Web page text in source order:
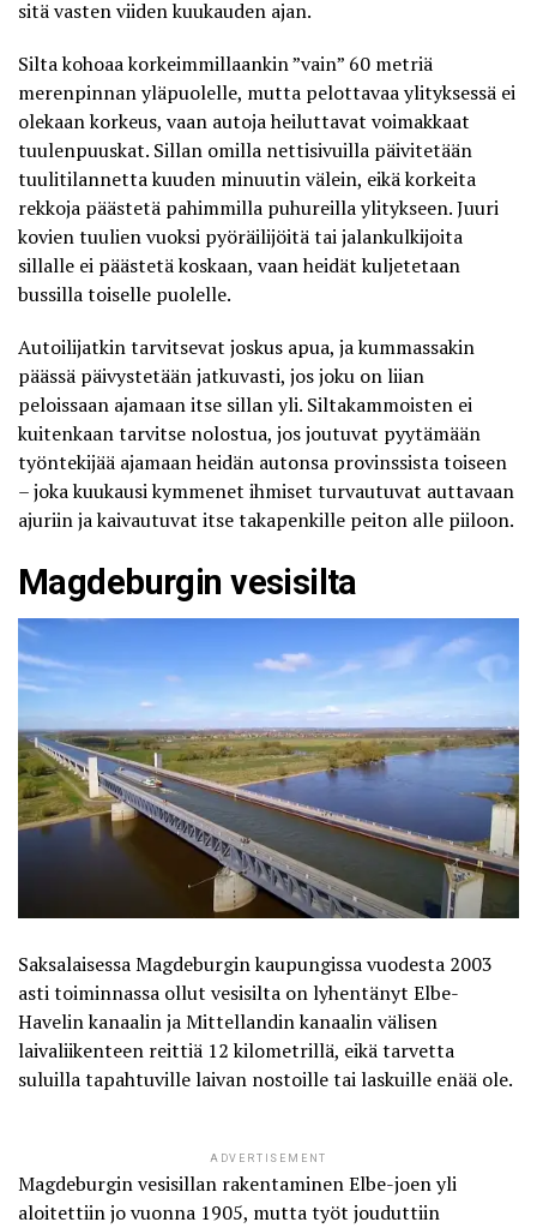
sitä vasten viiden kuukauden ajan.
Silta kohoaa korkeimmillaankin ”vain” 60 metriä
merenpinnan yläpuolelle, mutta pelottavaa ylityksessä ei
olekaan korkeus, vaan autoja heiluttavat voimakkaat
tuulenpuuskat. Sillan omilla nettisivuilla päivitetään
tuulitilannetta kuuden minuutin välein, eikä korkeita
rekkoja päästetä pahimmilla puhureilla ylitykseen. Juuri
kovien tuulien vuoksi pyöräilijöitä tai jalankulkijoita
sillalle ei päästetä koskaan, vaan heidät kuljetetaan
bussilla toiselle puolelle.
Autoilijatkin tarvitsevat joskus apua, ja kummassakin
päässä päivystetään jatkuvasti, josjoku on liian
peloissaan ajamaan itse sillan yli. Siltakammoisten ei
kuitenkaan tarvitse nolostua, jos joutuvat pyytämään
työntekijää ajamaan heidän autonsa provinssista toiseen
– joka kuukausi kymmenet ihmiset turvautuvat auttavaan
ajuriin ja kaivautuvat itse takapenkille peiton alle piiloon.
Magdeburgin vesisilta
Saksalaisessa Magdeburgin kaupungissa vuodesta 2003
asti toiminnassa ollut vesisilta on lyhentänyt Elbe-
Havelin kanaalin ja Mittellandin kanaalin välisen
laivaliikenteen reittiä 12 kilometrillä, eikä tarvetta
suluilla tapahtuville laivan nostoille tai laskuille enää ole.
ADVERTISEMENT
Magdeburgin vesisillan rakentaminen Elbe-joen yli
aloitettiin jo vuonna 1905, mutta työt jouduttiin